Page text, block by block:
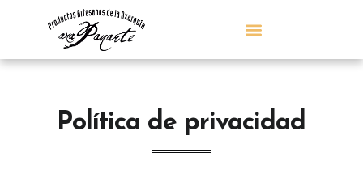
Política de privacidad